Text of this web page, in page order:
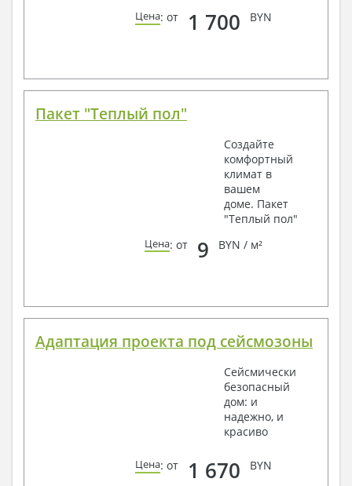
Цена: от 1 700 BYN
Пакет "Теплый пол"
Создайте
комфортный
климат в
вашем
доме. Пакет
"Теплый пол"
Цена: от 9 BYN / м²
Адаптация проекта под сейсмозоны
Сейсмически
безопасный
дом: и
надежно, и
красиво
Цена: от 1 670 BYN